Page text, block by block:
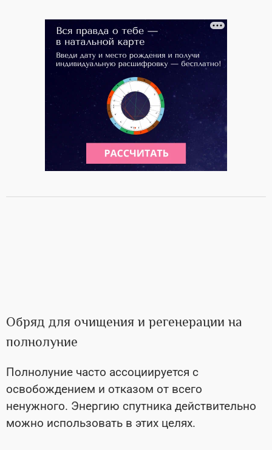
Обряд для очищения и регенерации на
полнолуние
Полнолуние часто ассоциируется с
освобождением и отказом от всего
ненужного. Энергию спутника действительно
можно использовать в этих целях.